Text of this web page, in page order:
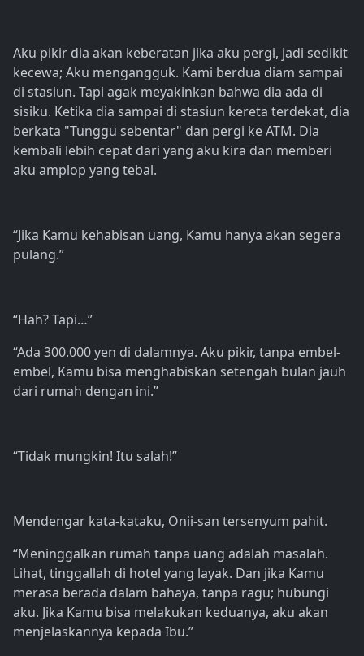
Aku pikir dia akan keberatan jika aku pergi, jadi sedikit
kecewa; Aku mengangguk. Kami berdua diam sampai
di stasiun. Tapi agak meyakinkan bahwa dia ada di
sisiku. Ketika dia sampai di stasiun kereta terdekat, dia
berkata "Tunggu sebentar" dan pergi ke ATM. Dia
kembali lebih cepat dari yang aku kira dan memberi
aku amplop yang tebal.
“Jika Kamu kehabisan uang, Kamu hanya akan segera
pulang.”
“Hah? Tapi…”
“Ada 300.000 yen di dalamnya. Aku pikir, tanpa embel-
embel, Kamu bisa menghabiskan setengah bulan jauh
dari rumah dengan ini.”
“Tidak mungkin! Itu salah!”
Mendengar kata-kataku, Onii-san tersenyum pahit.
“Meninggalkan rumah tanpa uang adalah masalah.
Lihat, tinggallah di hotel yang layak. Dan jika Kamu
merasa berada dalam bahaya, tanpa ragu; hubungi
aku. Jika Kamu bisa melakukan keduanya, aku akan
menjelaskannya kepada Ibu.”